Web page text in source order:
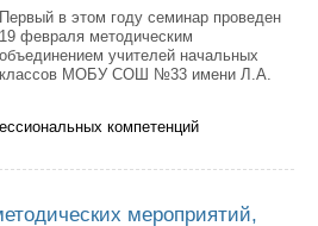
Первый в этом году семинар проведен
19 февраля методическим
объединением учителей начальных
классов МОБУ СОШ №33 имени Л.А.
компетенций
мероприятий,